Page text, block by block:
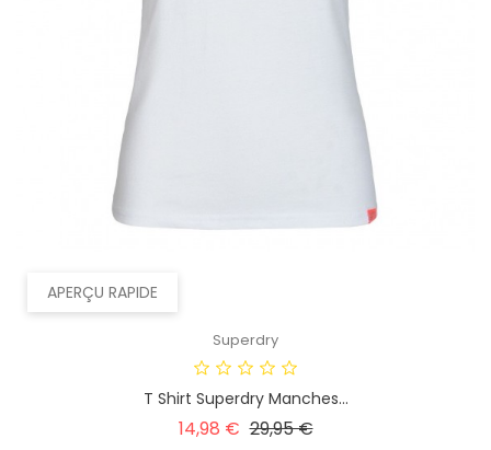
APERÇU RAPIDE
Superdry
T Shirt Superdry Manches...
14,98 € Prix
29,95 €Prix